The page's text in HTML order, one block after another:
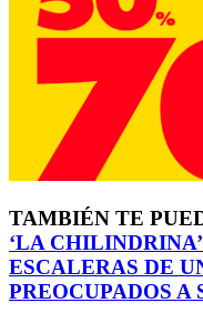
TAMBIÉN TE
‘LA
ESCALERAS DE
PREOCUPADOS A